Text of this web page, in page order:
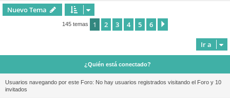
Nuevo Tema
145 temas 1 2 3 4 5 6
Ir a
¿Quién está conectado?
Usuarios navegando por este Foro: No hay usuarios registrados visitando el Foro y 10
invitados